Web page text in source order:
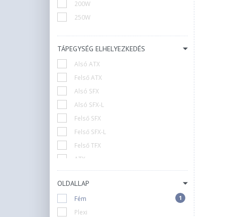
Gembird
Jonsbo
LC Power
Phanteks
+1
200W
250W
TÁPEGYSÉG ELHELYEZKEDÉS
Alsó ATX
Felső ATX
Alsó SFX
Alsó SFX-L
Felső SFX
Felső SFX-L
Felső TFX
ATX
Külső (Adapter)
N/A
OLDALLAP
Fém 1
Plexi